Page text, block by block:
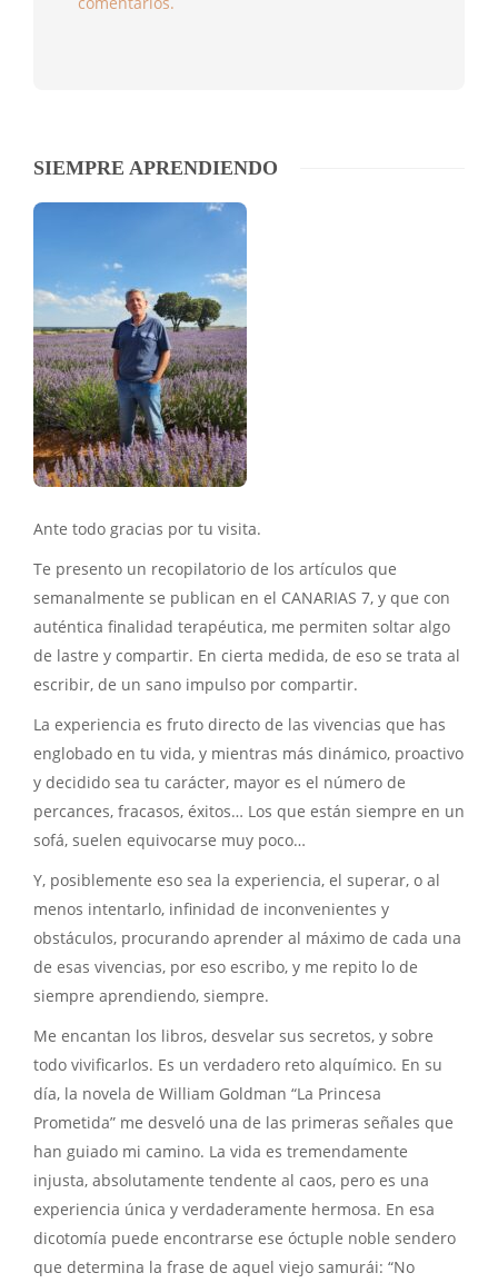
SIEMPRE APRENDIENDO
Ante todo gracias por tu visita.
Te presento un recopilatorio de los artículos que
semanalmente se publican en el CANARIAS 7, y que con
auténtica finalidad terapéutica, me permiten soltar algo
de lastre y compartir. En cierta medida, de eso se trata al
escribir, de un sano impulso por compartir.
La experiencia es fruto directo de las vivencias que has
englobado en tu vida, y mientras más dinámico, proactivo
y decidido sea tu carácter, mayor es el número de
percances, fracasos, éxitos… Los que están siempre en un
sofá, suelen equivocarse muy poco…
Y, posiblemente eso sea la experiencia, el superar, o al
menos intentarlo, infinidad de inconvenientes y
obstáculos, procurando aprender al máximo de cada una
de esas vivencias, por eso escribo, y me repito lo de
siempre aprendiendo, siempre.
Me encantan los libros, desvelar sus secretos, y sobre
todo vivificarlos. Es un verdadero reto alquímico. En su
día, la novela de William Goldman “La Princesa
Prometida” me desveló una de las primeras señales que
han guiado mi camino. La vida es tremendamente
injusta, absolutamente tendente al caos, pero es una
experiencia única y verdaderamente hermosa. En esa
dicotomía puede encontrarse ese óctuple noble sendero
que determina la frase de aquel viejo samurái: “No